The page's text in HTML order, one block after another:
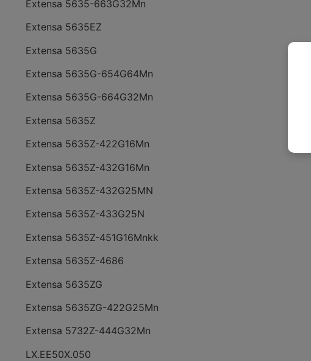
Extensa 5635-663G32Mn
Extensa 5635EZ
Extensa 5635G
Extensa 5635G-654G64Mn
Extensa 5635G-664G32Mn
Extensa 5635Z
Extensa 5635Z-422G16Mn
Extensa 5635Z-432G16Mn
Extensa 5635Z-432G25MN
Extensa 5635Z-433G25N
Extensa 5635Z-451G16Mnkk
Extensa 5635Z-4686
Extensa 5635ZG
Extensa 5635ZG-422G25Mn
Extensa 5732Z-444G32Mn
LX.EE50X.050